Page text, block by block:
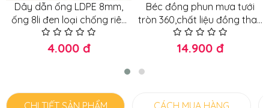
Dây dẫn ống LDPE 8mm,
ống 8li đen loại chống riêu
chống nắng loại tốt
4.000 đ
Béc đồng phun mưa tưới
tròn 360,chất liệu đồng thau
nguyên khối, đầu béc chỉnh
được tia nước, tầm phun
14.900 đ